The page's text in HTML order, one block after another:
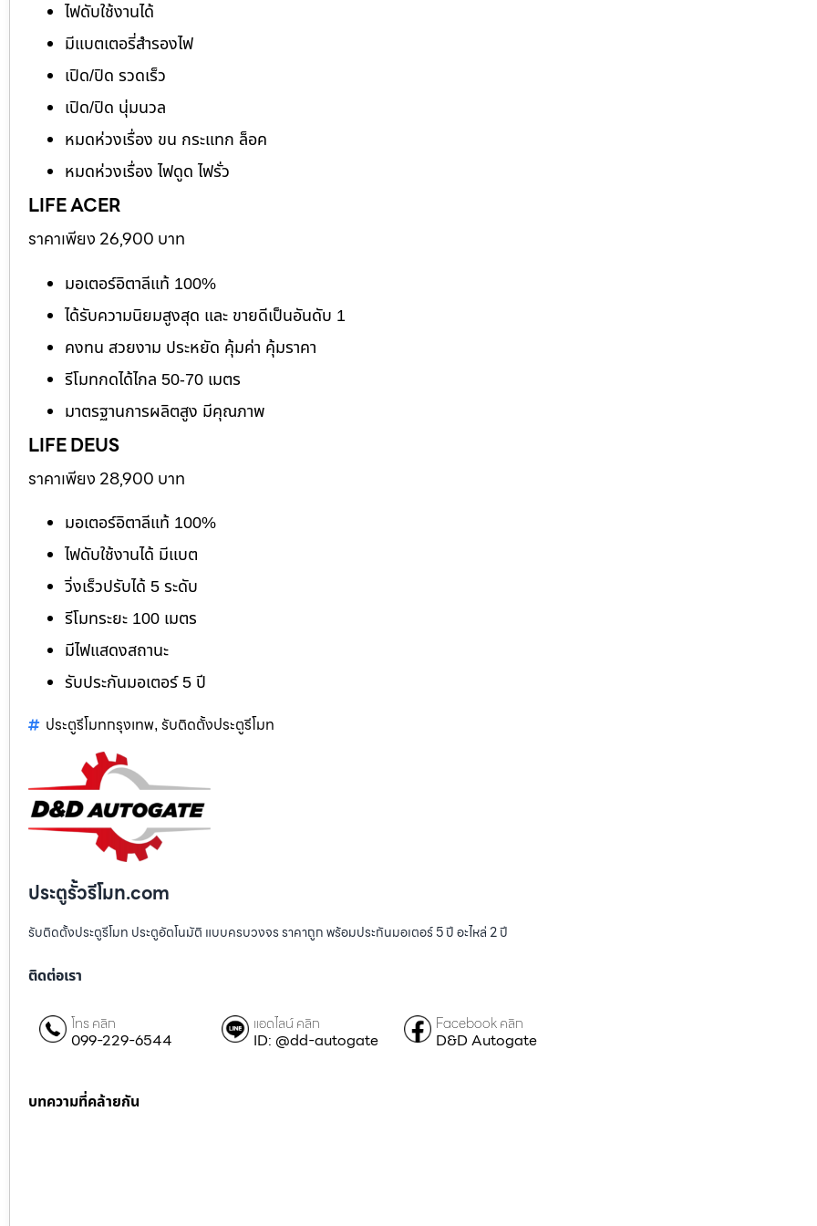
ไฟดับใช้งานได้
มีแบตเตอรี่สำรองไฟ
เปิด/ปิด รวดเร็ว
เปิด/ปิด นุ่มนวล
หมดห่วงเรื่อง ขน กระแทก ล็อค
หมดห่วงเรื่อง ไฟดูด ไฟรั่ว
LIFE ACER
ราคาเพียง 26,900 บาท
มอเตอร์อิตาลีแท้ 100%
ได้รับความนิยมสูงสุด และ ขายดีเป็นอันดับ 1
คงทน สวยงาม ประหยัด คุ้มค่า คุ้มราคา
รีโมทกดได้ไกล 50-70 เมตร
มาตรฐานการผลิตสูง มีคุณภาพ
LIFE DEUS
ราคาเพียง 28,900 บาท
มอเตอร์อิตาลีแท้ 100%
ไฟดับใช้งานได้ มีแบต
วิ่งเร็วปรับได้ 5 ระดับ
รีโมทระยะ 100 เมตร
มีไฟแสดงสถานะ
รับประกันมอเตอร์ 5 ปี
ประตูรีโมทกรุงเทพ, รับติดตั้งประตูรีโมท
ประตูรั้วรีโมท.com
รับติดตั้งประตูรีโมท ประตูอัตโนมัติ แบบครบวงจร ราคาถูก พร้อมประกันมอเตอร์ 5 ปี อะไหล่ 2 ปี
ติดต่อเรา
โทร คลิก
099-229-6544
แอดไลน์ คลิก
ID: @dd-autogate
Facebook คลิก
D&D Autogate
บทความที่คล้ายกัน